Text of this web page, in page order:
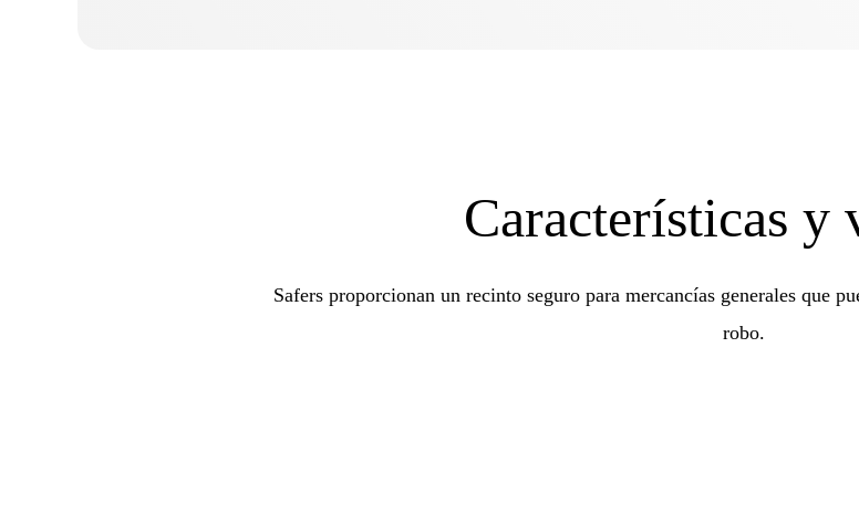
Características y
Safers proporcionan un recinto seguro para mercancías generales que
robo.